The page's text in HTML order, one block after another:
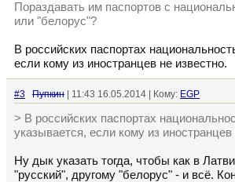
Пораздавать им паспортов с
или "белорус"?
В российских паспортах
если кому из иностранцев не известно.
#3 Пупкин | 11:43 16.05.2014 | Кому: EGP
> В российских паспортах
указывается, если кому из иностранцев
Ну дык указать тогда, чтобы как в
"русский", другому "белорус" - и всё.